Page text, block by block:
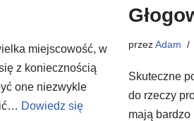
miejscowość, w
z koniecznością
one niezwykle
Dowiedz się
przezAdam
Skuteczne
do rzeczy
mają bardzo